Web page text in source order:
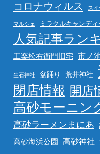
コロナウィルス スイ
マルシェ ミラクルキャンディ
人気記事ラン
工楽松右衛門旧宅 市ノ
生石神社 盆踊り 荒井神社
閉店情報 開店
高砂モーニン
高砂ラーメンまにあ
高砂海浜公園 高砂神社